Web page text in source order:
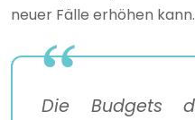
neuer Fälle erhöhen kann.
Die Budgets